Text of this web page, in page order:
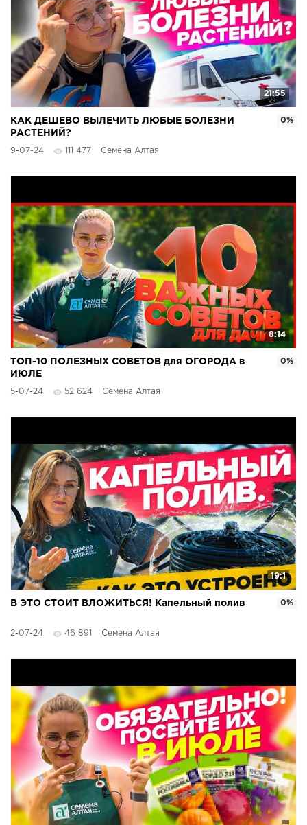
21:55
КАК ДЕШЕВО ВЫЛЕЧИТЬ ЛЮБЫЕ БОЛЕЗНИ
РАСТЕНИЙ?
9-07-24 111 477 Семена Алтая
0%
8:14
ТОП-10 ПОЛЕЗНЫХ СОВЕТОВ для ОГОРОДА в
ИЮЛЕ
5-07-24 52 624 Семена Алтая
0%
19:1
В ЭТО СТОИТ ВЛОЖИТЬСЯ! Капельный полив
2-07-24 46 891 Семена Алтая
0%